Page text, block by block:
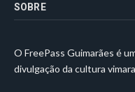
SOBRE
O FreePass Guimarães é
divulgação da cultura